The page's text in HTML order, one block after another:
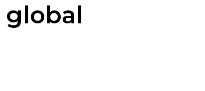
global